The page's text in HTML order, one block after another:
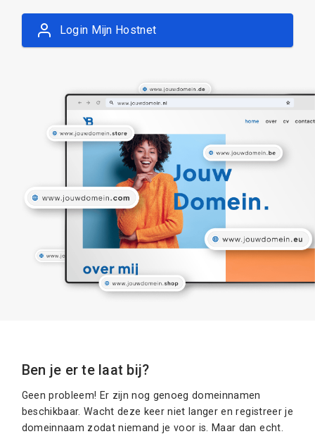
Login Mijn Hostnet
Ben je er te laat bij?
Geen probleem! Er zijn nog genoeg domeinnamen
beschikbaar. Wacht deze keer niet langer en registreer je
domeinnaam zodat niemand je voor is. Maar dan echt.